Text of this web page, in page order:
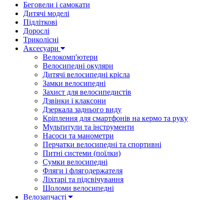
Беговели і самокати
Дитячі моделі
Підліткові
Дорослі
Триколісні
Аксесуари
Велокомп'ютери
Велосипедні окуляри
Дитячі велосипедні крісла
Замки велосипедні
Захист для велосипедистів
Дзвінки і клаксони
Дзеркала заднього виду
Кріплення для смартфонів на кермо та руку
Мультитули та інструменти
Насоси та манометри
Перчатки велосипедні та спортивні
Питні системи (поїлки)
Сумки велосипедні
Фляги і флягодержателя
Ліхтарі та підсвічування
Шоломи велосипедні
Велозапчасті